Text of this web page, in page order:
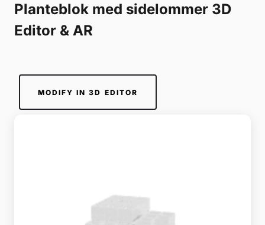
Planteblok med sidelommer 3D
Editor & AR
MODIFY IN 3D EDITOR